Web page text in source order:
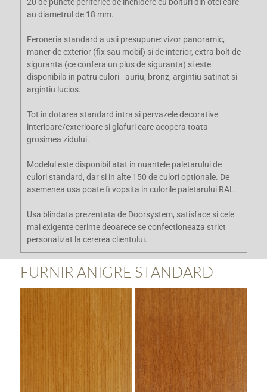
au diametrul de 18 mm.
Feroneria standard a usii presupune: vizor panoramic,
maner de exterior (fix sau mobil) si de interior, extra bolt de
siguranta (ce confera un plus de siguranta) si este
disponibila in patru culori - auriu, bronz, argintiu satinat si
argintiu lucios.
Tot in dotarea standard intra si pervazele decorative
interioare/exterioare si glafuri care acopera toata
grosimea zidului.
Modelul este disponibil atat in nuantele paletarului de
culori standard, dar si in alte 150 de culori optionale. De
asemenea usa poate fi vopsita in culorile paletarului RAL.
Usa blindata prezentata de Doorsystem, satisface si cele
mai exigente cerinte deoarece se confectioneaza strict
personalizat la cererea clientului.
FURNIR ANIGRE STANDARD